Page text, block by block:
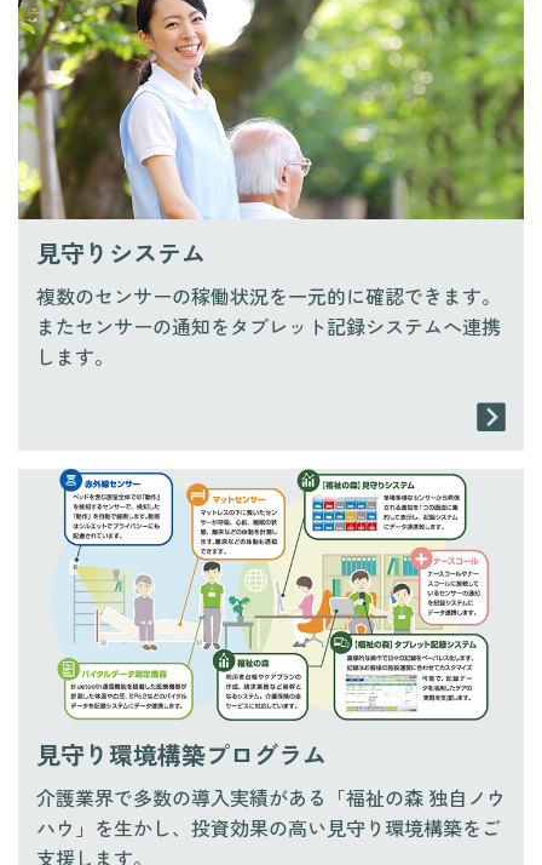
見守りシステム
複数のセンサーの稼働状況を一元的に確認できます。
またセンサーの通知をタブレット記録システムへ連携
します。
見守り環境構築プログラム
介護業界で多数の導入実績がある「福祉の森 独自ノウ
ハウ」を生かし、投資効果の高い見守り環境構築をご
支援します。